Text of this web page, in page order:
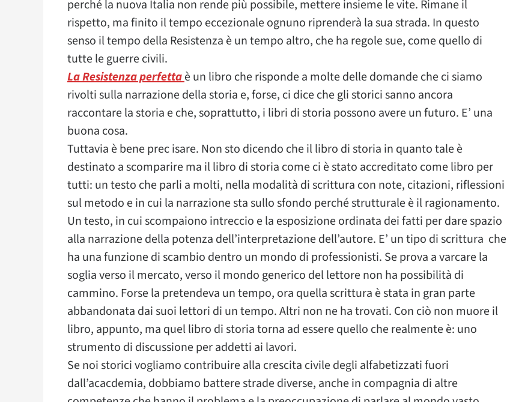
perché la nuova Italia non rende più possibile, mettere insieme le vite. Rimane il
rispetto, ma finito il tempo eccezionale ognuno riprenderà la sua strada. In questo
senso il tempo della Resistenza è un tempo altro, che ha regole sue, come quello di
tutte le guerre civili.
La Resistenza perfettaè un libro che risponde a molte delle domande che ci siamo
rivolti sulla narrazione della storia e, forse, ci dice che gli storici sanno ancora
raccontare la storia e che, soprattutto, i libri di storia possono avere un futuro. E’ una
buona cosa.
Tuttavia è bene prec isare. Non sto dicendo che il libro di storia in quanto tale è
destinato a scomparire ma il libro di storia come ci è stato accreditato come libro per
tutti: un testo che parli a molti, nella modalità di scrittura con note, citazioni, riflessioni
sul metodo e in cui la narrazione sta sullo sfondo perché strutturale è il ragionamento.
Un testo, in cui scompaiono intreccio e la esposizione ordinata dei fatti per dare spazio
alla narrazione della potenza dell’interpretazione dell’autore. E’ un tipo di scrittura che
ha una funzione di scambio dentro un mondo di professionisti. Se prova a varcare la
soglia verso il mercato, verso il mondo generico del lettore non ha possibilità di
cammino. Forse la pretendeva un tempo, ora quella scrittura è stata in gran parte
abbandonata dai suoi lettori di un tempo. Altri non ne ha trovati. Con ciò non muore il
libro, appunto, ma quel libro di storia torna ad essere quello che realmente è: uno
strumento di discussione per addetti ai lavori.
Se noi storici vogliamo contribuire alla crescita civile degli alfabetizzati fuori
dall’acacdemia, dobbiamo battere strade diverse, anche in compagnia di altre